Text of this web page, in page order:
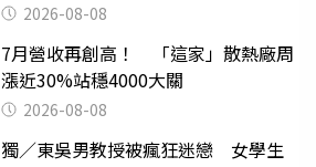
2026-08-08
7月營收再創高！ 「這家」散熱廠周
漲近30%站穩4000大關
2026-08-08
獨／東吳男教授被瘋狂迷戀 女學生